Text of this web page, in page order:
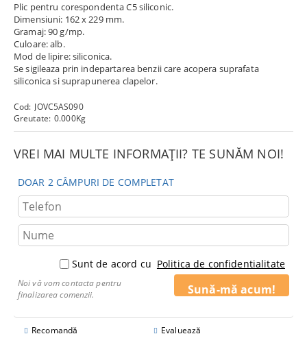
Plic pentru corespondenta C5 siliconic.
Dimensiuni: 162 x 229 mm.
Gramaj: 90 g/mp.
Culoare: alb.
Mod de lipire: siliconica.
Se sigileaza prin indepartarea benzii care acopera suprafata
siliconica si suprapunerea clapelor.
Cod: JOVC5AS090
Greutate: 0.000Kg
VREI MAI MULTE INFORMAȚII? TE SUNĂM NOI!
DOAR 2 CÂMPURI DE COMPLETAT
Sunt de acord cu Politica de confidentialitate
Noi vă vom contacta pentru
finalizarea comenzii.
Recomandă Evaluează